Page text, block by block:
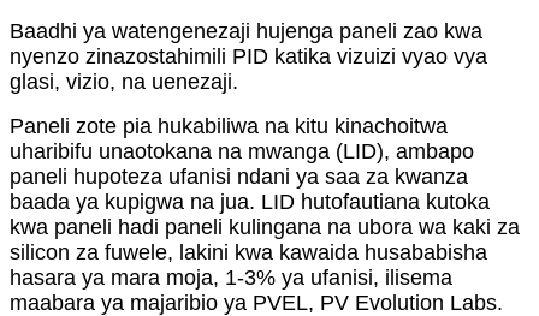
Baadhi ya watengenezaji hujenga paneli zao kwa
nyenzo zinazostahimili PID katika vizuizi vyao vya
glasi, vizio, na uenezaji.
Paneli zote pia hukabiliwa na kitu kinachoitwa
uharibifu unaotokana na mwanga (LID), ambapo
paneli hupoteza ufanisi ndani ya saa za kwanza
baada ya kupigwa na jua. LID hutofautiana kutoka
kwa paneli hadi paneli kulingana na ubora wa kaki za
silicon za fuwele, lakini kwa kawaida husababisha
hasara ya mara moja, 1-3% ya ufanisi, ilisema
maabara ya majaribio ya PVEL, PV Evolution Labs.